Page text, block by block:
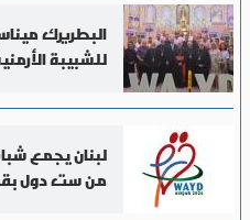
للشبيبة
لبنان يجمع
من ست دول